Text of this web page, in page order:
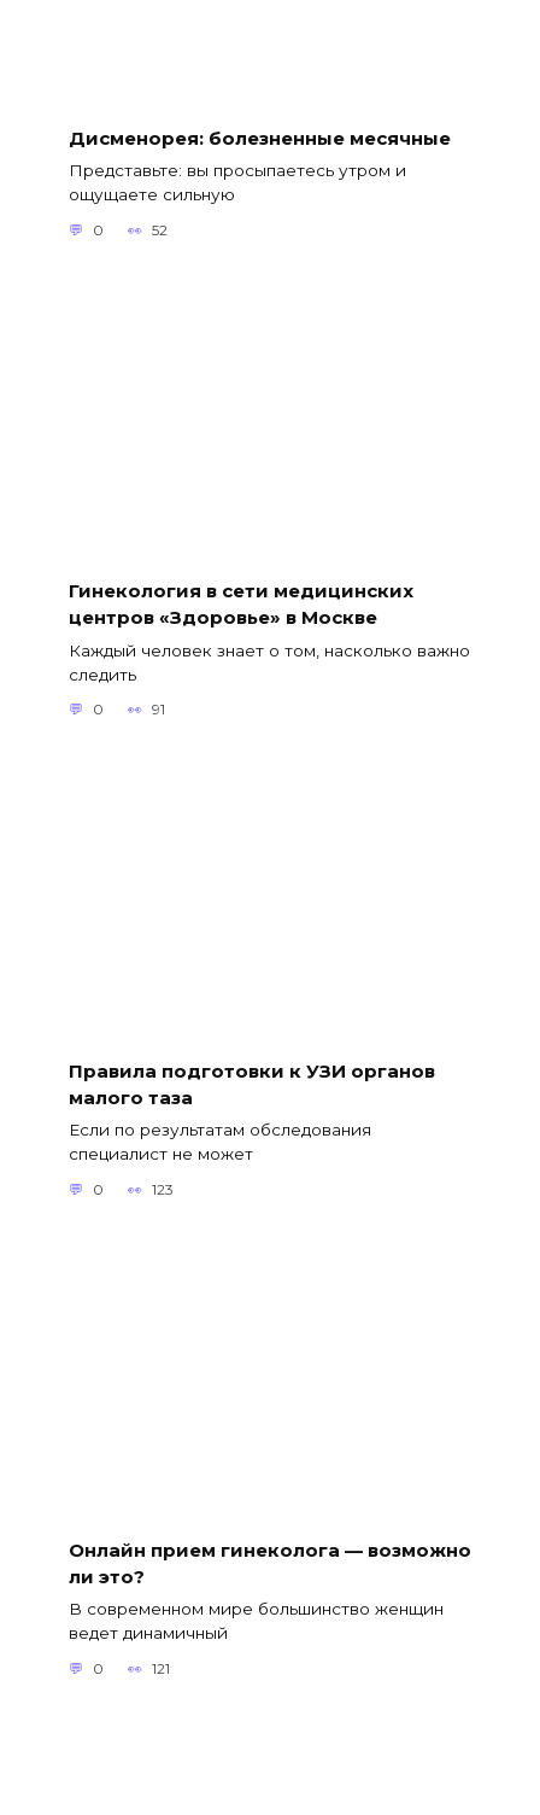
Дисменорея: болезненные месячные
Представьте: вы просыпаетесь утром и
ощущаете сильную
0 52
Гинекология в сети медицинских
центров «Здоровье» в Москве
Каждый человек знает о том, насколько важно
следить
0 91
Правила подготовки к УЗИ органов
малого таза
Если по результатам обследования
специалист не может
0 123
Онлайн прием гинеколога — возможно
ли это?
В современном мире большинство женщин
ведет динамичный
0 121